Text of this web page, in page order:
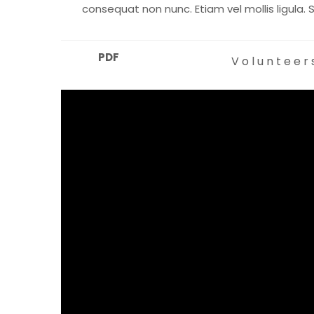
consequat non nunc. Etiam vel mollis
PDF